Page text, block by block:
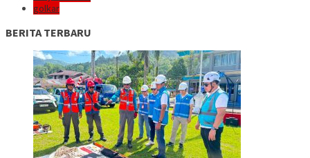
golkar
BERITA TERBARU